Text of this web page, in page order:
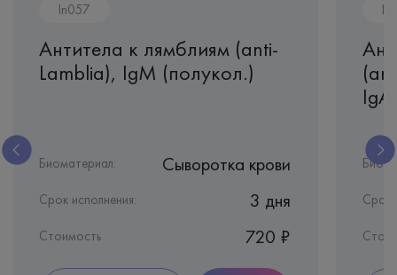
In057
Антитела к лямблиям (anti-
Lamblia), IgМ (полукол.)
Биоматериал: Сыворотка крови
Срок исполнения: 3 дня
Стоимость 720 ₽
Срок